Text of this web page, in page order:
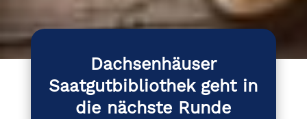
Dachsenhäuser
Saatgutbibliothek geht in
die nächste Runde